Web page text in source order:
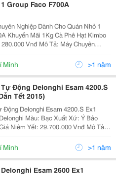
Group Faco F700A
Nghiệp Dành Cho Quán Nhỏ 1
Mô Tả: Máy Chuyên
Sản Xuất Với
Minh >1 năm
Động Delonghi Esam 4200.S
Tết 2015)
Động Delonghi Esam 4200.S Ex1
Màu: Bạc Xuất Xứ: Ý Bảo
Crf&Rdquo; Compact Reliable
Crf Với Các Tính Năng
Minh >1 năm
Esam 2600 Ex1